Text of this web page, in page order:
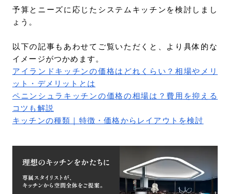
予算とニーズに応じたシステムキッチンを検討しまし
ょう。
以下の記事もあわせてご覧いただくと、より具体的な
イメージがつかめます。
アイランドキッチンの価格はどれくらい？相場やメリ
ット・デメリットとは
ペニンシュラキッチンの価格の相場は？費用を抑える
コツも解説
キッチンの種類｜特徴・価格からレイアウトを検討